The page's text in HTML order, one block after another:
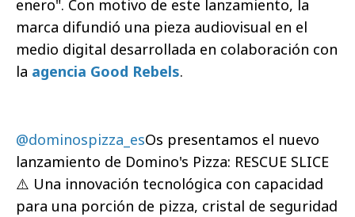
enero". Con motivo de este lanzamiento, la
marca difundió una pieza audiovisual en el
medio digital desarrollada en colaboración con
la agencia Good Rebels.
@dominospizza_esOs presentamos el nuevo
lanzamiento de Domino's Pizza: RESCUE SLICE
⚠️ Una innovación tecnológica con capacidad
para una porción de pizza, cristal de seguridad